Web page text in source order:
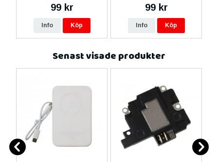
99 kr
Info Köp
99 kr
Info Köp
Senast visade produkter